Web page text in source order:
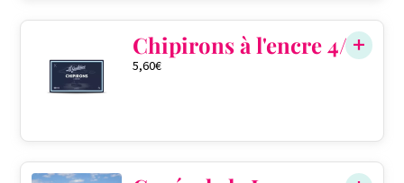
Chipirons à l'encre 4/6
5,60€